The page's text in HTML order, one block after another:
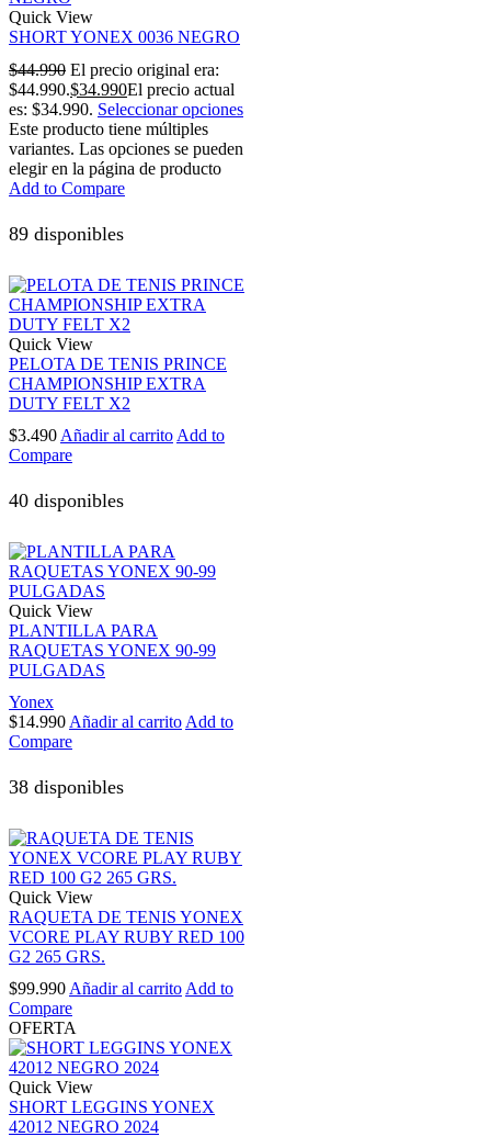
Quick View
SHORT YONEX 0036 NEGRO
$44.990 El precio original era:
$44.990.$34.990El precio actual
es: $34.990. Seleccionar opciones
Este producto tiene múltiples
variantes. Las opciones se pueden
elegir en la página de producto
Add to Compare
89 disponibles
Quick View
PELOTA DE TENIS PRINCE
CHAMPIONSHIP EXTRA
DUTY FELT X2
$3.490 Añadir al carrito Add to
Compare
40 disponibles
Quick View
PLANTILLA PARA
RAQUETAS YONEX 90-99
PULGADAS
Yonex
$14.990 Añadir al carrito Add to
Compare
38 disponibles
Quick View
RAQUETA DE TENIS YONEX
VCORE PLAY RUBY RED 100
G2 265 GRS.
$99.990 Añadir al carrito Add to
Compare
OFERTA
Quick View
SHORT LEGGINS YONEX
42012 NEGRO 2024